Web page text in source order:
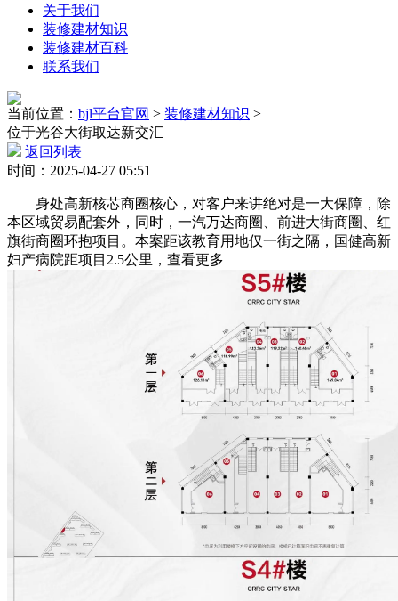
关于我们
装修建材知识
装修建材百科
联系我们
当前位置： bjl平台官网 > 装修建材知识 >
位于光谷大街取达新交汇
返回列表
时间：2025-04-27 05:51
身处高新核芯商圈核心，对客户来讲绝对是一大保障，除
本区域贸易配套外，同时，一汽万达商圈、前进大街商圈、红
旗街商圈环抱项目。本案距该教育用地仅一街之隔，国健高新
妇产病院距项目2.5公里，查看更多